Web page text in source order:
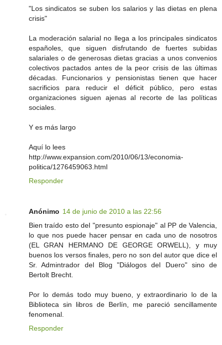
"Los sindicatos se suben los salarios y las dietas en plena
crisis"
La moderación salarial no llega a los principales sindicatos
españoles, que siguen disfrutando de fuertes subidas
salariales o de generosas dietas gracias a unos convenios
colectivos pactados antes de la peor crisis de las últimas
décadas. Funcionarios y pensionistas tienen que hacer
sacrificios para reducir el déficit público, pero estas
organizaciones siguen ajenas al recorte de las políticas
sociales.
Y es más largo
Aquí lo lees
http://www.expansion.com/2010/06/13/economia-
politica/1276459063.html
Responder
Anónimo 14 de junio de 2010 a las 22:56
Bien traído esto del "presunto espionaje" al PP de Valencia,
lo que nos puede hacer pensar en cada uno de nosotros
(EL GRAN HERMANO DE GEORGE ORWELL), y muy
buenos los versos finales, pero no son del autor que dice el
Sr. Admintrador del Blog "Diálogos del Duero" sino de
Bertolt Brecht.
Por lo demás todo muy bueno, y extraordinario lo de la
Biblioteca sin libros de Berlín, me pareció sencillamente
fenomenal.
Responder